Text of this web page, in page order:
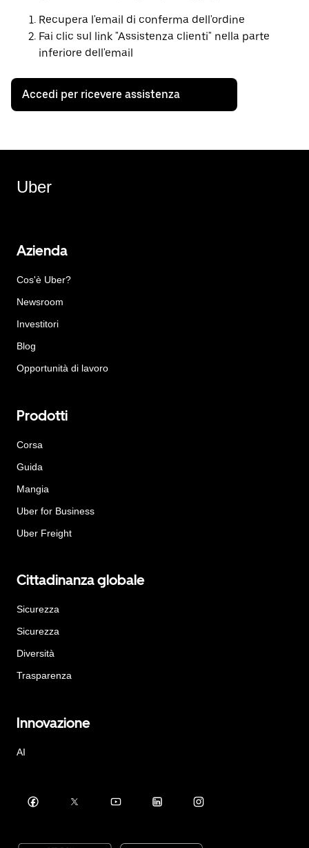
Recupera l'email di conferma dell'ordine
Fai clic sul link "Assistenza clienti" nella parte
inferiore dell'email
Accedi per ricevere assistenza
Uber
Azienda
Cos'è Uber?
Newsroom
Investitori
Blog
Opportunità di lavoro
Prodotti
Corsa
Guida
Mangia
Uber for Business
Uber Freight
Cittadinanza globale
Sicurezza
Sicurezza
Diversità
Trasparenza
Innovazione
AI